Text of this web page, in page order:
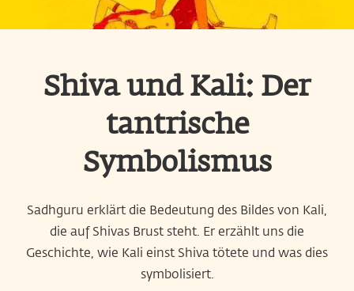
Shiva und Kali: Der
tantrische
Symbolismus
Sadhguru erklärt die Bedeutung des Bildes von Kali,
die auf Shivas Brust steht. Er erzählt uns die
Geschichte, wie Kali einst Shiva tötete und was dies
symbolisiert.